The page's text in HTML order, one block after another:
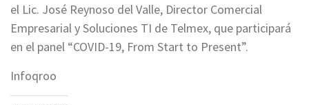
el Lic. José Reynoso del Valle, Director Comercial
Empresarial y Soluciones TI de Telmex, que participará
en el panel “COVID-19, From Start to Present”.
Infoqroo